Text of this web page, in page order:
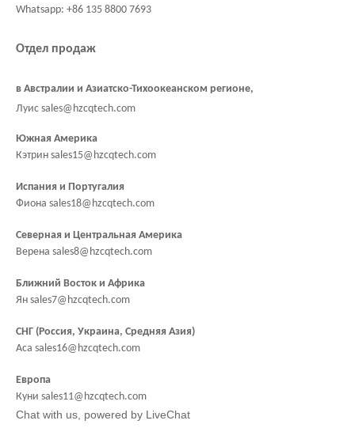
Whatsapp: +86 135 8800 7693
Отдел продаж
в Австралии и Азиатско-Тихоокеанском регионе,
Луис sales@hzcqtech.com
Южная Америка
Кэтрин sales15@hzcqtech.com
Испания и Португалия
Фиона sales18@hzcqtech.com
Северная и Центральная Америка
Верена sales8@hzcqtech.com
Ближний Восток и Африка
Ян sales7@hzcqtech.com
СНГ (Россия, Украина, Средняя Азия)
Аса sales16@hzcqtech.com
Европа
Куни sales11@hzcqtech.com
Chat with us, powered by LiveChat